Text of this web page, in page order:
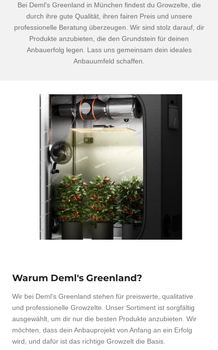
Bei Deml's Greenland in München findest du Growzelte, die
durch ihre gute Qualität, ihren fairen Preis und unsere
professionelle Beratung überzeugen. Wir sind stolz darauf, dir
Produkte anzubieten, die den Grundstein für deinen
Anbauerfolg legen. Lass uns gemeinsam dein ideales
Anbauumfeld schaffen.
Warum Deml's Greenland?
Wir bei Deml's Greenland stehen für preiswerte, qualitative
und professionelle Growzelte. Unser Sortiment ist sorgfältig
ausgewählt, um dir nur die besten Produkte anzubieten. Wir
möchten, dass dein Anbauprojekt von Anfang an ein Erfolg
wird, und dafür ist das richtige Growzelt die Basis.